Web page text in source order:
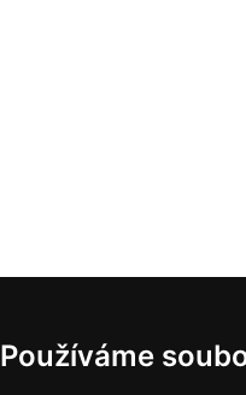
Používáme